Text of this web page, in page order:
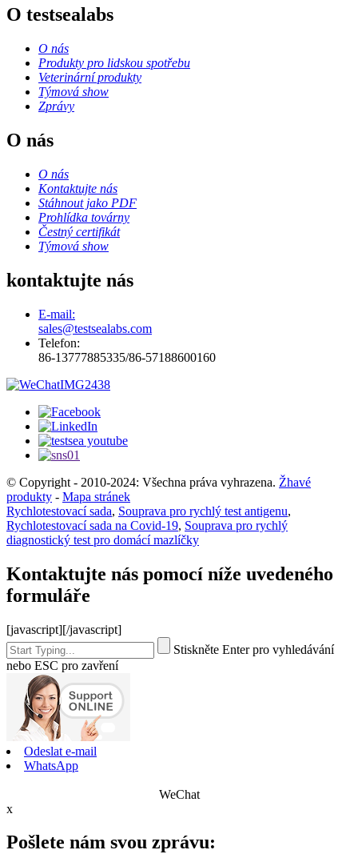
O testsealabs
O nás
Produkty pro lidskou spotřebu
Veterinární produkty
Týmová show
Zprávy
O nás
O nás
Kontaktujte nás
Stáhnout jako PDF
Prohlídka továrny
Čestný certifikát
Týmová show
kontaktujte nás
E-mail:
sales@testsealabs.com
Telefon:
86-13777885335/86-57188600160
© Copyright - 2010-2024: Všechna práva vyhrazena. Žhavé
produkty - Mapa stránek
Rychlotestovací sada, Souprava pro rychlý test antigenu,
Rychlotestovací sada na Covid-19, Souprava pro rychlý
diagnostický test pro domácí mazlíčky
Kontaktujte nás pomocí níže uvedeného
formuláře
[javascript][/javascript]
Stiskněte Enter pro vyhledávání
nebo ESC pro zavření
Odeslat e-mail
WhatsApp
WeChat
x
Pošlete nám svou zprávu: